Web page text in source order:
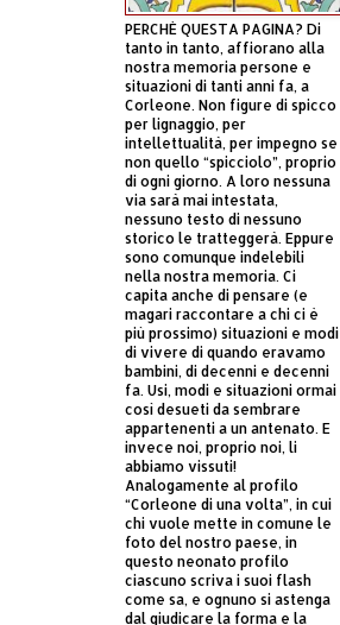
PERCHÈ QUESTA PAGINA? Di
tanto in tanto, affiorano alla
nostra memoria persone e
situazioni di tanti anni fa, a
Corleone. Non figure di spicco
per lignaggio, per
intellettualità, per impegno se
non quello “spicciolo”, proprio
di ogni giorno. A loro nessuna
via sarà mai intestata,
nessuno testo di nessuno
storico le tratteggerà. Eppure
sono comunque indelebili
nella nostra memoria. Ci
capita anche di pensare (e
magari raccontare a chi ci è
più prossimo) situazioni e modi
di vivere di quando eravamo
bambini, di decenni e decenni
fa. Usi, modi e situazioni ormai
così desueti da sembrare
appartenenti a un antenato. E
invece noi, proprio noi, li
abbiamo vissuti!
Analogamente al profilo
“Corleone di una volta”, in cui
chi vuole mette in comune le
foto del nostro paese, in
questo neonato profilo
ciascuno scriva i suoi flash
come sa, e ognuno si astenga
dal giudicare la forma e la